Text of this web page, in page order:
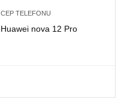
CEP TELEFONU
Huawei nova 12 Pro